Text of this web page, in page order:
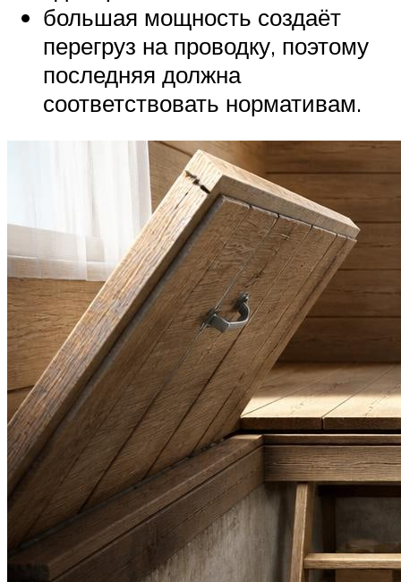
большая мощность создаёт
перегруз на проводку, поэтому
последняя должна
соответствовать нормативам.